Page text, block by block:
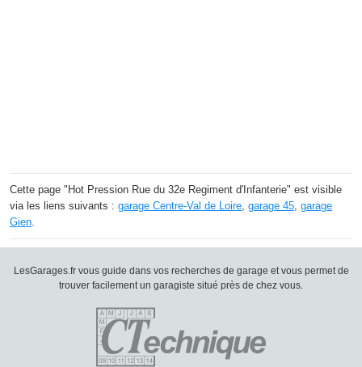
Cette page "Hot Pression Rue du 32e Regiment d'Infanterie" est visible
via les liens suivants : garage Centre-Val de Loire garage 45 garage
Gien
LesGarages.fr vous guide dans vos recherches de garage et vous permet de
trouver facilement un garagiste situé près de chez vous.